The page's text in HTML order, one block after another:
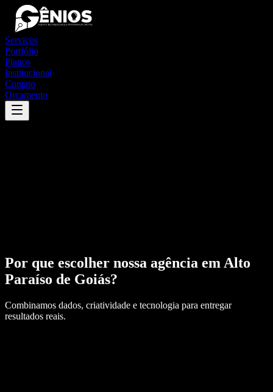
Serviços
Portfólio
Planos
Institucional
Contato
Orçamento
Por que escolher nossa agência em Alto
Paraíso de Goiás?
Combinamos dados, criatividade e tecnologia para entregar
resultados reais.